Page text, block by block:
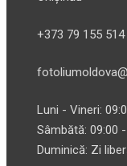
+373 79 155 514
Luni - Vineri:
Sâmbătă: 09:00
Duminică: Zi